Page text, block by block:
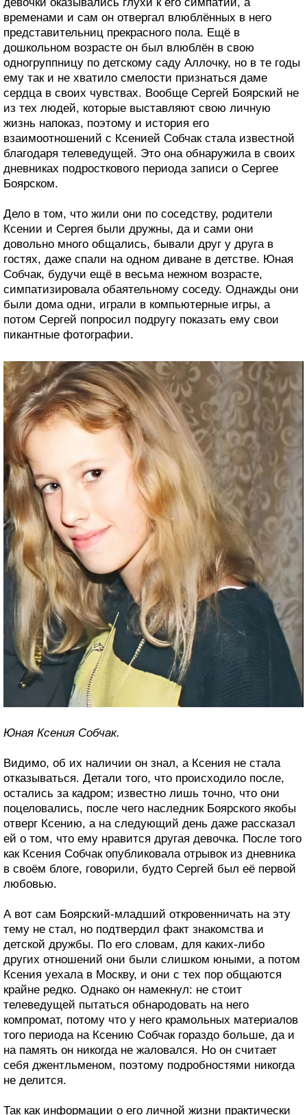
временами и сам он отвергал влюблённых в него
представительниц прекрасного пола. Ещё в
дошкольном возрасте он был влюблён в свою
одногруппницу по детскому саду Аллочку, но в те годы
ему так и не хватило смелости признаться даме
сердца в своих чувствах. Вообще Сергей Боярский не
из тех людей, которые выставляют свою личную
жизнь напоказ, поэтому и история его
взаимоотношений с Ксенией Собчак стала известной
благодаря телеведущей. Это она обнаружила в своих
дневниках подросткового периода записи о Сергее
Боярском.
Дело в том, что жили они по соседству, родители
Ксении и Сергея были дружны, да и сами они
довольно много общались, бывали друг у друга в
гостях, даже спали на одном диване в детстве. Юная
Собчак, будучи ещё в весьма нежном возрасте,
симпатизировала обаятельному соседу. Однажды они
были дома одни, играли в компьютерные игры, а
потом Сергей попросил подругу показать ему свои
пикантные фотографии.
Юная Ксения Собчак.
Видимо, об их наличии он знал, а Ксения не стала
отказываться. Детали того, что происходило после,
остались за кадром; известно лишь точно, что они
поцеловались, после чего наследник Боярского якобы
отверг Ксению, а на следующий день даже рассказал
ей о том, что ему нравится другая девочка. После того
как Ксения Собчак опубликовала отрывок из дневника
в своём блоге, говорили, будто Сергей был её первой
любовью.
А вот сам Боярский-младший откровенничать на эту
тему не стал, но подтвердил факт знакомства и
детской дружбы. По его словам, для каких-либо
других отношений они были слишком юными, а потом
Ксения уехала в Москву, и они с тех пор общаются
крайне редко. Однако он намекнул: не стоит
телеведущей пытаться обнародовать на него
компромат, потому что у него крамольных материалов
того периода на Ксению Собчак гораздо больше, да и
на память он никогда не жаловался. Но он считает
себя джентльменом, поэтому подробностями никогда
не делится.
Так как информации о его личной жизни практически